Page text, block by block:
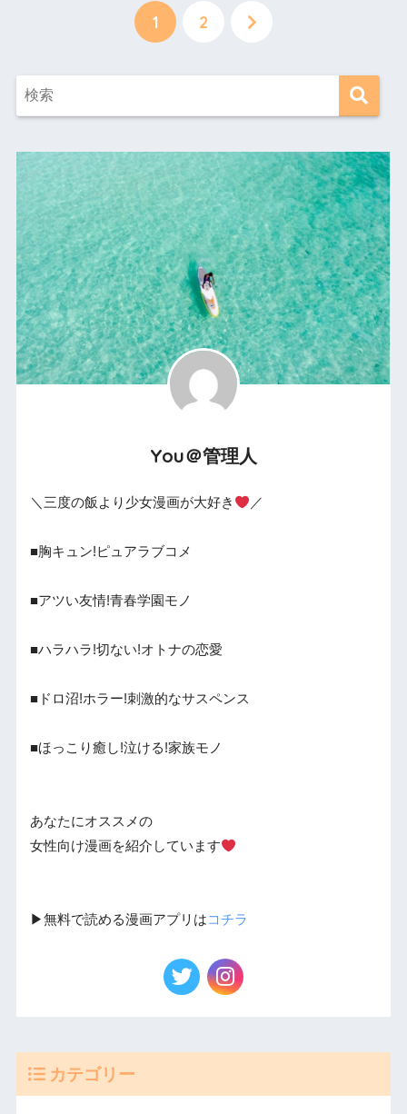
1 2
You＠管理人
＼三度の飯より少女漫画が大好き ／
■胸キュン!ピュアラブコメ
■アツい友情!青春学園モノ
■ハラハラ!切ない!オトナの恋愛
■ドロ沼!ホラー!刺激的なサスペンス
■ほっこり癒し!泣ける!家族モノ
あなたにオススメの
女性向け漫画を紹介しています
▶︎無料で読める漫画アプリはコチラ
カテゴリー